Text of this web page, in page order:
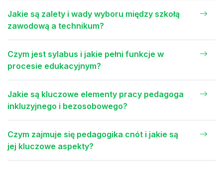
Jakie są zalety i wady wyboru między szkołą
zawodową a technikum?
Czym jest sylabus i jakie pełni funkcje w
procesie edukacyjnym?
Jakie są kluczowe elementy pracy pedagoga
inkluzyjnego i bezosobowego?
Czym zajmuje się pedagogika cnót i jakie są
jej kluczowe aspekty?